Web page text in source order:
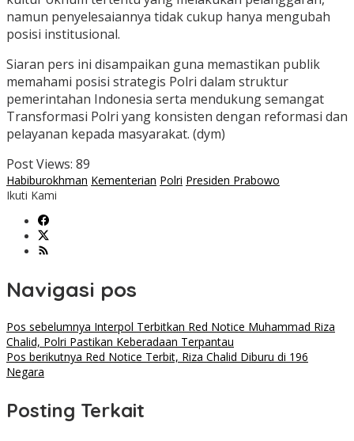
namun penyelesaiannya tidak cukup hanya mengubah
posisi institusional.
Siaran pers ini disampaikan guna memastikan publik
memahami posisi strategis Polri dalam struktur
pemerintahan Indonesia serta mendukung semangat
Transformasi Polri yang konsisten dengan reformasi dan
pelayanan kepada masyarakat. (dym)
Post Views: 89
Habiburokhman Kementerian Polri Presiden Prabowo
Ikuti Kami
Navigasi pos
Pos sebelumnya Interpol Terbitkan Red Notice Muhammad Riza
Chalid, Polri Pastikan Keberadaan Terpantau
Pos berikutnya Red Notice Terbit, Riza Chalid Diburu di 196
Negara
Posting Terkait